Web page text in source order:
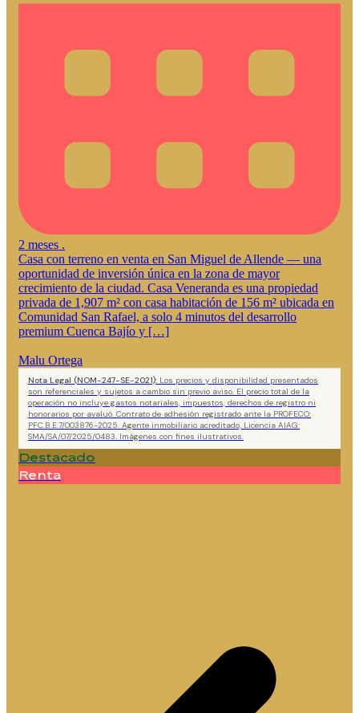
2 meses .
Casa con terreno en venta en San Miguel de Allende — una
oportunidad de inversión única en la zona de mayor
crecimiento de la ciudad. Casa Veneranda es una propiedad
privada de 1,907 m² con casa habitación de 156 m² ubicada en
Comunidad San Rafael, a solo 4 minutos del desarrollo
premium Cuenca Bajío y […]
Malu Ortega
Nota Legal (NOM-247-SE-2021): Los precios y disponibilidad presentados
son referenciales y sujetos a cambio sin previo aviso. El precio total de la
operación no incluye gastos notariales, impuestos, derechos de registro ni
honorarios por avaluó. Contrato de adhesión registrado ante la PROFECO:
PFC.B.E.7/003876-2025. Agente inmobiliario acreditado, Licencia AIAG:
SMA/SA/07/2025/0483. Imágenes con fines ilustrativos.
Destacado
Renta